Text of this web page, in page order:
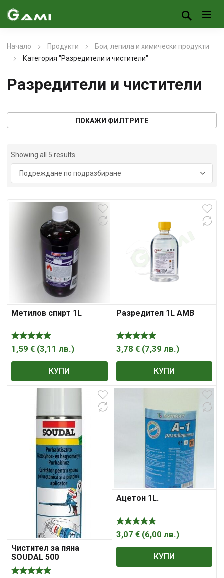
Начало Продукти
Бои, лепила и химически продукти
Категория "Разредители и чистители"
Разредители и чистители
ПОКАЖИ ФИЛТРИТЕ
Showing all 5 results
Метилов спирт 1L
1,59 € (3,11 лв.)
КУПИ
Разредител 1L АМВ
3,78 € (7,39 лв.)
КУПИ
Чистител за пяна
SOUDAL 500
Ацетон 1L.
3,07 € (6,00 лв.)
КУПИ